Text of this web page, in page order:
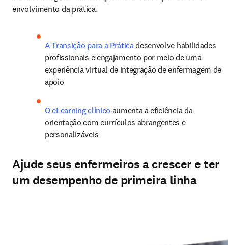
envolvimento da prática.
A Transição para a Prática desenvolve habilidades
profissionais e engajamento por meio de uma
experiência virtual de integração de enfermagem de
apoio
O eLearning clínico aumenta a eficiência da
orientação com currículos abrangentes e
personalizáveis
Ajude seus enfermeiros a crescer e ter
um desempenho de primeira linha